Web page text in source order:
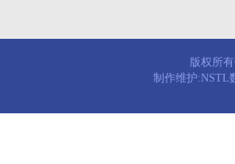
版权所
制作维护:NSTL